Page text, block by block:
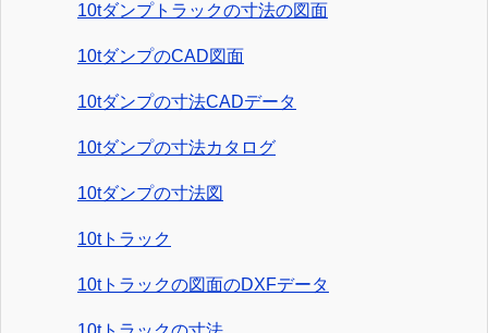
10tダンプトラックの寸法の図面
10tダンプのCAD図面
10tダンプの寸法CADデータ
10tダンプの寸法カタログ
10tダンプの寸法図
10tトラック
10tトラックの図面のDXFデータ